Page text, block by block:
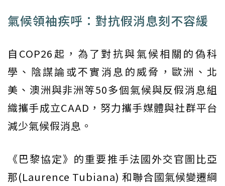
氣候領袖疾呼：對抗假消息刻不容緩
自COP26起，為了對抗與氣候相關的偽科
學、陰謀論或不實消息的威脅，歐洲、北
美、澳洲與非洲等50多個氣候與反假消息組
織攜手成立CAAD，努力攜手媒體與社群平台
減少氣候假消息。
《巴黎協定》的重要推手法國外交官圖比亞
那(Laurence Tubiana) 和聯合國氣候變遷綱